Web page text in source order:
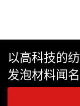
以高科技的
发泡材料闻名